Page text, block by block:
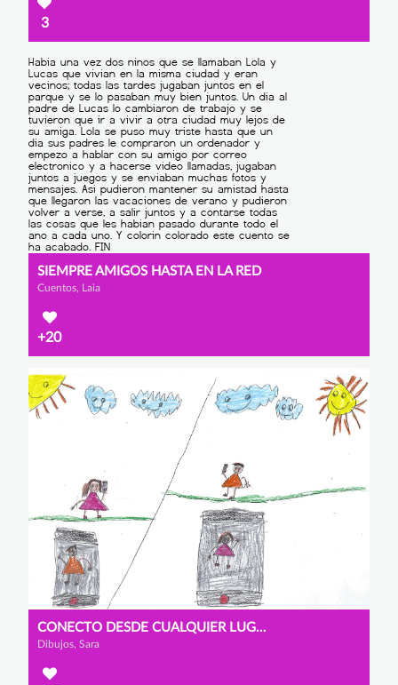
3
SIEMPRE AMIGOS HASTA EN LA RED
Cuentos, Laia
+20
CONECTO DESDE CUALQUIER LUGAR
Dibujos, Sara